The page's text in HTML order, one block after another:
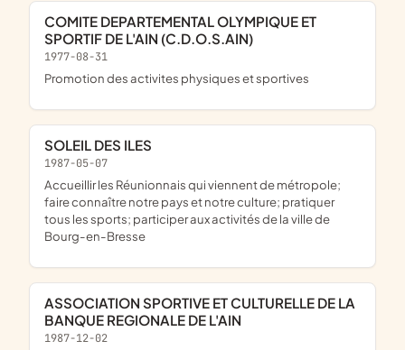
COMITE DEPARTEMENTAL OLYMPIQUE ET
SPORTIF DE L'AIN (C.D.O.S.AIN)
1977-08-31
promotion des activites physiques et sportives
SOLEIL DES ILES
1987-05-07
accueillir les Réunionnais qui viennent de métropole;
faire connaître notre pays et notre culture; pratiquer
tous les sports; participer aux activités de la ville de
Bourg-en-Bresse
ASSOCIATION SPORTIVE ET CULTURELLE DE LA
BANQUE REGIONALE DE L'AIN
1987-12-02